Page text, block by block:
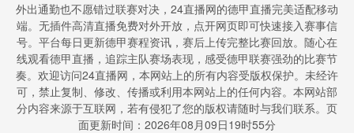
外出通勤也不愿错过联赛对决，24直播网的德甲直播完美适配移动
端。无插件高清直播免费对外开放，点开网页即可快速接入赛事信
号。平台每日更新德甲赛程资讯，赛后上传完整比赛回放。随心在
线观看德甲直播，追踪主队赛场表现，感受德甲联赛强劲的比赛节
奏。欢迎访问24直播网，本网站上的所有内容受版权保护。未经许
可，禁止复制、修改、传播或利用本网站上的任何内容。本网站部
分内容来源于互联网，若有侵犯了您的版权请随时与我们联系。页
面更新时间：2026年08月09日19时55分